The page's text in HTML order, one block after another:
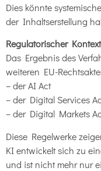
Dies könnte
der Inhaltserstellung
Regulatorischer Kontext
Das Ergebnis des
weiteren EU-
– der AI Act
– der Digital Services
– der Digital Markets
Diese Regelwerke
KI entwickelt sich zu
und ist nicht mehr nur